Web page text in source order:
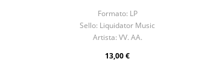
Formato: LP
Sello: Liquidator Music
Artista: VV. AA.
13,00 €